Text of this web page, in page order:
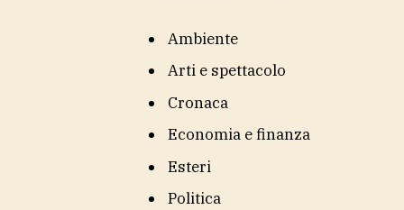
Ambiente
Arti e spettacolo
Cronaca
Economia e finanza
Esteri
Politica